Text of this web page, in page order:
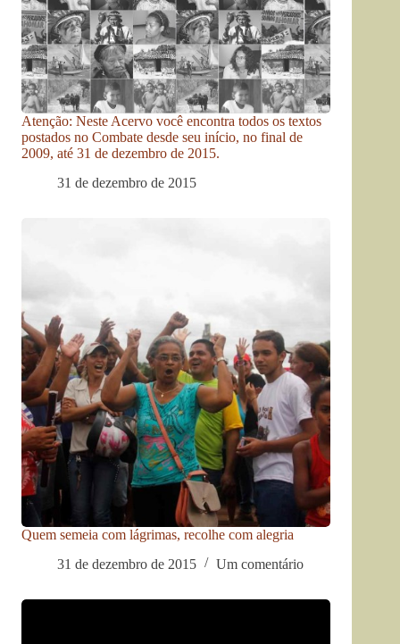
Atenção: Neste Acervo você encontra todos os textos
postados no Combate desde seu início, no final de
2009, até 31 de dezembro de 2015.
31 de dezembro de 2015
Quem semeia com lágrimas, recolhe com alegria
31 de dezembro de 2015
Um comentário